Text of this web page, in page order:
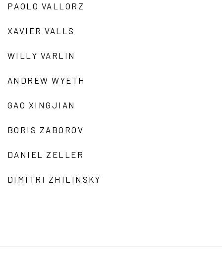
PAOLO VALLORZ
XAVIER VALLS
WILLY VARLIN
ANDREW WYETH
GAO XINGJIAN
BORIS ZABOROV
DANIEL ZELLER
DIMITRI ZHILINSKY